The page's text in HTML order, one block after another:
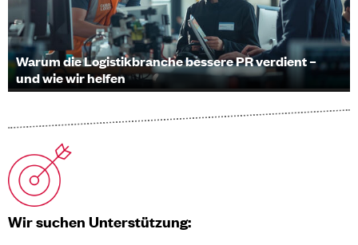
Warum die Logistikbranche bessere PR verdient –
und wie wir helfen
Wir suchen Unterstützung: